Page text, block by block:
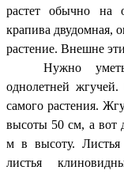
растет обычно на
крапива двудомная,
растение. Внешне
Нужно
однолетней жгучей.
самого растения.
высоты 50 см, а вот
м в высоту.
листья